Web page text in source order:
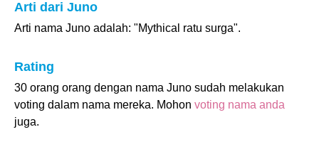
Arti dari Juno
Arti nama Juno adalah: "Mythical ratu surga".
Rating
30 orang orang dengan nama Juno sudah melakukan
voting dalam nama mereka. Mohon voting nama anda
juga.